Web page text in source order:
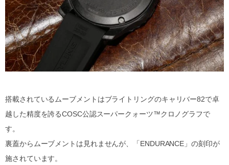
搭載されているムーブメントはブライトリングのキャリバー82で卓
越した精度を誇るCOSC公認スーパークォーツ™クロノグラフで
す。
裏蓋からムーブメントは見れませんが、「ENDURANCE」の刻印が
施されています。